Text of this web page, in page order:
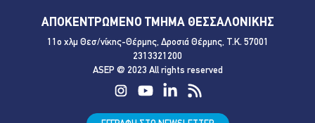
ΑΠΟΚΕΝΤΡΩΜΕΝΟ ΤΜΗΜΑ ΘΕΣΣΑΛΟΝΙΚΗΣ
11ο χλμ Θεσ/νίκης-Θέρμης, Δροσιά Θέρμης, Τ.Κ. 57001
2313321200
ASEP @ 2023 All rights reserved